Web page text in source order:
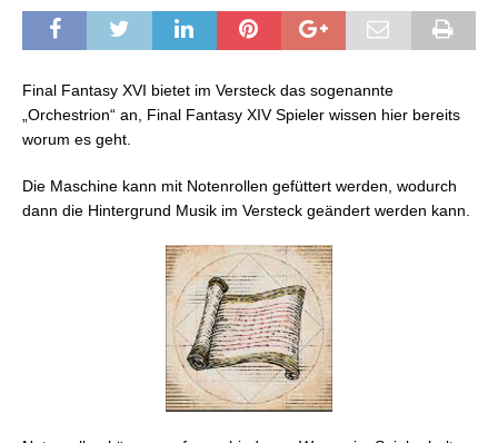
Final Fantasy XVI bietet im Versteck das sogenannte
„Orchestrion“ an, Final Fantasy XIV Spieler wissen hier bereits
worum es geht.
Die Maschine kann mit Notenrollen gefüttert werden, wodurch
dann die Hintergrund Musik im Versteck geändert werden kann.